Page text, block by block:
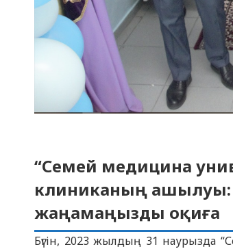
“Семей медицина
клиниканың ашылуы:
жаңамаңызды оқиға
Бүгін, 2023 жылдың 31 наурызда